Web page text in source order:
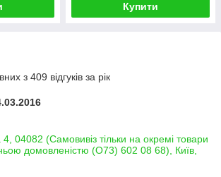
Купити
з 409 відгуків за рік
04082 (Самовивіз тільки на окремі товари
домовленістю (О73) 602 08 68), Київ,